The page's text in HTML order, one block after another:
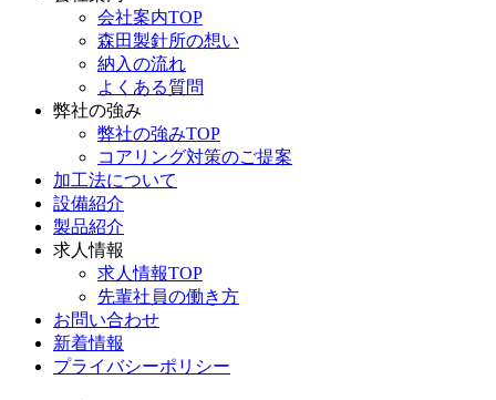
会社案内TOP
森田製針所の想い
納入の流れ
よくある質問
弊社の強み
弊社の強みTOP
コアリング対策のご提案
加工法について
設備紹介
製品紹介
求人情報
求人情報TOP
先輩社員の働き方
お問い合わせ
新着情報
プライバシーポリシー